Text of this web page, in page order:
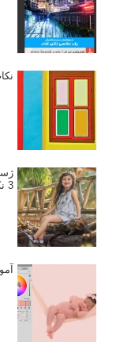
3 نکته ساده برای بهبود عکاسی پرتره